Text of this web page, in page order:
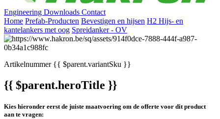
Engineering Downloads Contact
Home Prefab-Producten Bevestigen en hijsen H2 Hijs- en
kantelankers met oog Spreidanker - OV
Artikelnummer{{ $parent.variantSku }}
{{ $parent.heroTitle }}
Kies hieronder eerst de juiste maatvoering om de offerte voor dit product
aan te vragen: